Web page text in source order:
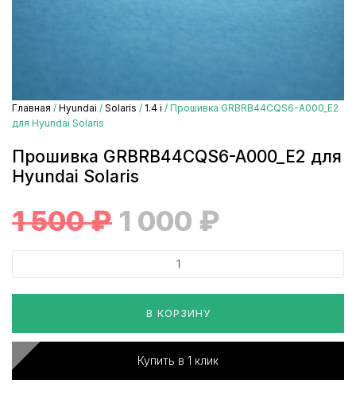
Главная / Hyundai / Solaris / 1.4 i / Прошивка GRBRB44CQS6-A000_E2
для Hyundai Solaris
Прошивка GRBRB44CQS6-A000_E2 для
Hyundai Solaris
1 500₽ 1 000 ₽
В КОРЗИНУ
Купить в 1 клик